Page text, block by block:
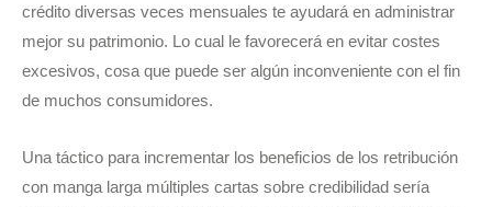
crédito diversas veces mensuales te ayudará en administrar
mejor su patrimonio. Lo cual le favorecerá en evitar costes
excesivos, cosa que puede ser algún inconveniente con el fin
de muchos consumidores.
Una táctico para incrementar los beneficios de los retribución
con manga larga múltiples cartas sobre credibilidad serí­a